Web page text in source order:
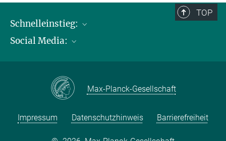
TOP
Schnelleinstieg:
Publikationen
Kontakt und Anfahrtsbeschreibung
Social Media:
Max-Planck-Gesellschaft
Impressum Datenschutzhinweis Barrierefreiheit